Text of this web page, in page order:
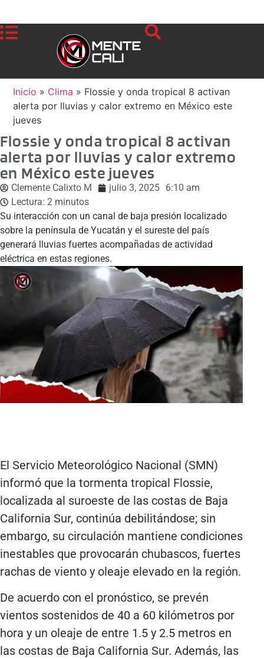
Inicio » Clima » Flossie y onda tropical 8 activan
alerta por lluvias y calor extremo en México este
jueves
Flossie y onda tropical 8 activan
alerta por lluvias y calor extremo
en México este jueves
Clemente Calixto M julio 3, 2025 6:10 am
Lectura: 2 minutos
Su interacción con un canal de baja presión localizado
sobre la península de Yucatán y el sureste del país
generará lluvias fuertes acompañadas de actividad
eléctrica en estas regiones.
El Servicio Meteorológico Nacional (SMN)
informó que la tormenta tropical Flossie,
localizada al suroeste de las costas de Baja
California Sur, continúa debilitándose; sin
embargo, su circulación mantiene condiciones
inestables que provocarán chubascos, fuertes
rachas de viento y oleaje elevado en la región.
De acuerdo con el pronóstico, se prevén
vientos sostenidos de 40 a 60 kilómetros por
hora y un oleaje de entre 1.5 y 2.5 metros en
las costas de Baja California Sur. Además, las